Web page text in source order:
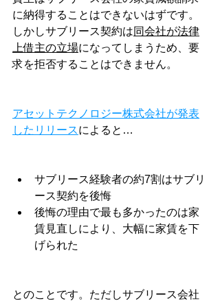
に納得することはできないはずです。
しかしサブリース契約は同会社が法律
上借主の立場になってしまうため、要
求を拒否することはできません。
アセットテクノロジー株式会社が発表
したリリースによると…
サブリース経験者の約7割はサブリ
ース契約を後悔
後悔の理由で最も多かったのは家
賃見直しにより、大幅に家賃を下
げられた
とのことです。ただしサブリース会社